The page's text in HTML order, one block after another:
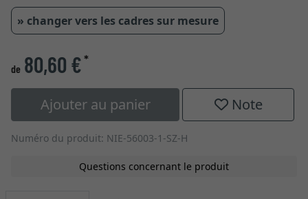
» changer vers les cadres sur mesure
de 80,60 €*
Ajouter au panier Note
Numéro du produit: NIE-56003-1-SZ-H
Questions concernant le produit